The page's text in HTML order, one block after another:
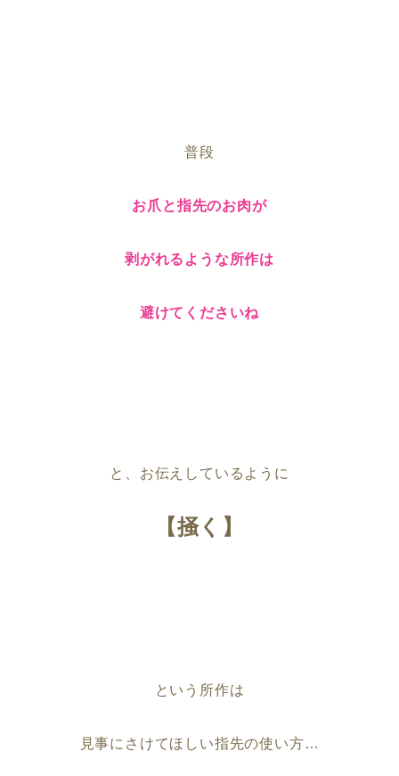
普段
お爪と指先のお肉が
剥がれるような所作は
避けてくださいね
と、お伝えしているように
【掻く】
という所作は
見事にさけてほしい指先の使い方…